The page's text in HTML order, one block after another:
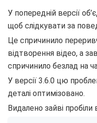
У попередній версії
щоб слідкувати за
Це спричинило
відтворення відео, а
спричинило безлад на
У версії 3.6.0 цю
деталі оптимізовано.
Видалено зайві